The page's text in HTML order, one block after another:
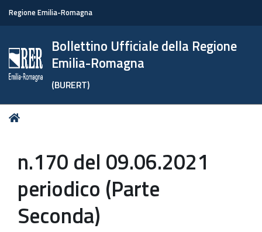
Regione Emilia-Romagna
Bollettino Ufficiale della Regione
Emilia-Romagna
(BURERT)
Tu
n.170 del 09.06.2021
periodico (Parte
Seconda)